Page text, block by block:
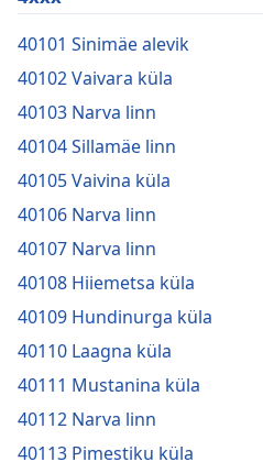
40101 Sinimäe alevik
40102 Vaivara küla
40103 Narva linn
40104 Sillamäe linn
40105 Vaivina küla
40106 Narva linn
40107 Narva linn
40108 Hiiemetsa küla
40109 Hundinurga küla
40110 Laagna küla
40111 Mustanina küla
40112 Narva linn
40113 Pimestiku küla